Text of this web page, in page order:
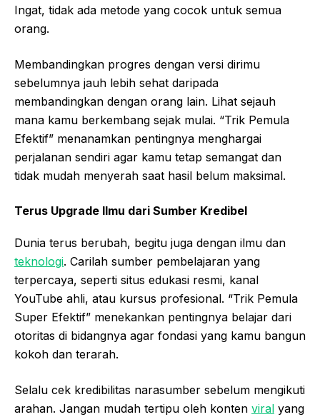
Ingat, tidak ada metode yang cocok untuk semua
orang.
Membandingkan progres dengan versi dirimu
sebelumnya jauh lebih sehat daripada
membandingkan dengan orang lain. Lihat sejauh
mana kamu berkembang sejak mulai. “Trik Pemula
Efektif” menanamkan pentingnya menghargai
perjalanan sendiri agar kamu tetap semangat dan
tidak mudah menyerah saat hasil belum maksimal.
Terus Upgrade Ilmu dari Sumber Kredibel
Dunia terus berubah, begitu juga dengan ilmu dan
teknologi. Carilah sumber pembelajaran yang
terpercaya, seperti situs edukasi resmi, kanal
YouTube ahli, atau kursus profesional. “Trik Pemula
Super Efektif” menekankan pentingnya belajar dari
otoritas di bidangnya agar fondasi yang kamu bangun
kokoh dan terarah.
Selalu cek kredibilitas narasumber sebelum mengikuti
arahan. Jangan mudah tertipu oleh konten viral yang